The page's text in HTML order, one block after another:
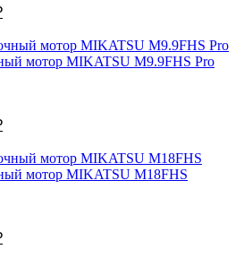
мотор MIKATSU M9.9FHS Pro
мотор MIKATSU M18FHS